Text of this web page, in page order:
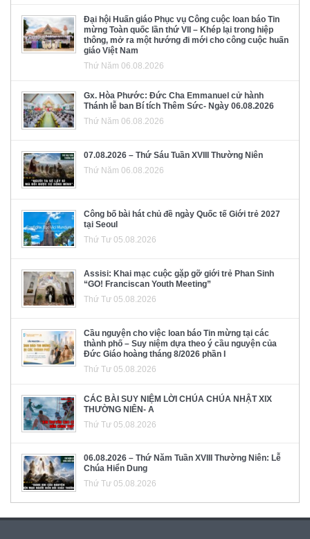
Đại hội Huấn giáo Phục vụ Công cuộc loan báo Tin
mừng Toàn quốc lần thứ VII – Khép lại trong hiệp
thông, mở ra một hướng đi mới cho công cuộc huấn
giáo Việt Nam
Thứ Năm 06.08.2026
Gx. Hòa Phước: Đức Cha Emmanuel cử hành
Thánh lễ ban Bí tích Thêm Sức- Ngày 06.08.2026
Thứ Năm 06.08.2026
07.08.2026 – Thứ Sáu Tuần XVIII Thường Niên
Thứ Năm 06.08.2026
Công bố bài hát chủ đề ngày Quốc tế Giới trẻ 2027
tại Seoul
Thứ Tư 05.08.2026
Assisi: Khai mạc cuộc gặp gỡ giới trẻ Phan Sinh
“GO! Franciscan Youth Meeting”
Thứ Tư 05.08.2026
Cầu nguyện cho việc loan báo Tin mừng tại các
thành phố – Suy niệm dựa theo ý cầu nguyện của
Đức Giáo hoàng tháng 8/2026 phần I
Thứ Tư 05.08.2026
CÁC BÀI SUY NIỆM LỜI CHÚA CHÚA NHẬT XIX
THƯỜNG NIÊN- A
Thứ Tư 05.08.2026
06.08.2026 – Thứ Năm Tuần XVIII Thường Niên: Lễ
Chúa Hiển Dung
Thứ Tư 05.08.2026